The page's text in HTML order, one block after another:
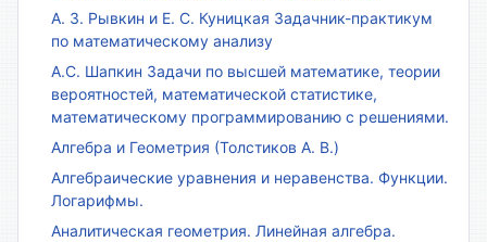
А. З. Рывкин и Е. С. Куницкая Задачник-практикум
по математическому анализу
А.С. Шапкин Задачи по высшей математике, теории
вероятностей, математической статистике,
математическому программированию с решениями.
Алгебра и Геометрия (Толстиков А. В.)
Алгебраические уравнения и неравенства. Функции.
Логарифмы.
Аналитическая геометрия. Линейная алгебра.